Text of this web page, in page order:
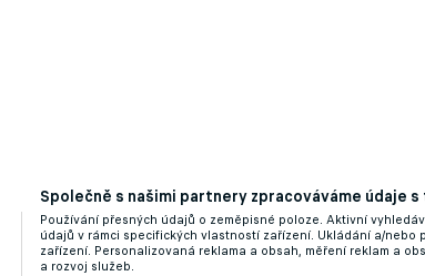
Společně s našimi partnery zpracováváme údaje
Používání přesných údajů o zeměpisné poloze. Aktivní
údajů v rámci specifických vlastností zařízení. Ukládání a/nebo
zařízení. Personalizovaná reklama a obsah, měření reklam a
a rozvoj služeb.